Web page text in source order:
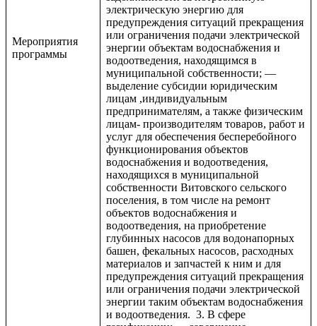
Мероприятия
программы
электрическую энергию для
предупреждения ситуаций прекращения
или ограничения подачи электрической
энергии объектам водоснабжения и
водоотведения, находящимся в
муниципальной собственности; —
выделение субсидии юридическим
лицам ,индивидуальным
предпринимателям, а также физическим
лицам- производителям товаров, работ и
услуг для обеспечения бесперебойного
функционирования объектов
водоснабжения и водоотведения,
находящихся в муниципальной
собственности Витовского сельского
поселения, в том числе на ремонт
объектов водоснабжения и
водоотведения, на приобретение
глубинных насосов для водонапорных
башен, фекальных насосов, расходных
материалов и запчастей к ним и для
предупреждения ситуаций прекращения
или ограничения подачи электрической
энергии таким объектам водоснабжения
и водоотведения. 3. В сфере